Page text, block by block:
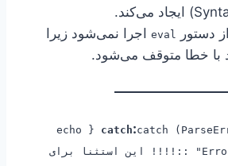
دستور
eval
اجرا نمی‌شود زیرا
با خطا متوقف می‌شود.
catch:
catch (ParseError $e) { echo
"Error ParseError ::!!!! این استثنا برای